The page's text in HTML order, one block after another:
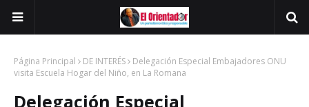
Página Principal DE INTERÉS
Delegación Especial Embajadores ONU
visita Escuela Hogar del Niño, en La Romana
Delegación Especial